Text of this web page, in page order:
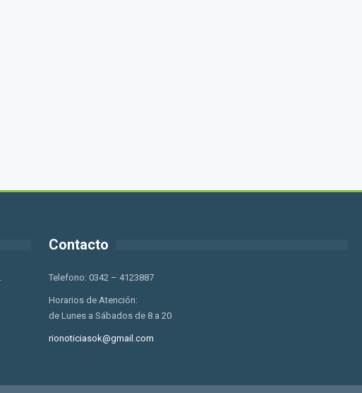
Contacto
Telefono: 0342 – 4123887
Horarios de Atención:
de Lunes a Sábados de 8 a 20
rionoticiasok@gmail.com